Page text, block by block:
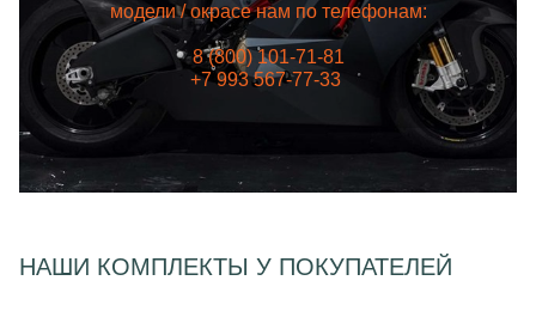
модели / окрасе нам по телефонам:
8 (800) 101-71-81
+7 993 567-77-33
НАШИ КОМПЛЕКТЫ У ПОКУПАТЕЛЕЙ